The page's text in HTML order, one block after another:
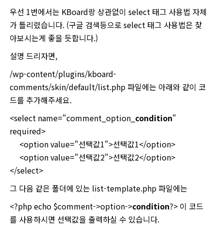
우선 1번에서는 KBoard랑 상관없이 select 태그 사용법 자체
가 틀리렸습니다. (구글 검색등으로 select 태그 사용법은 찾
아보시는게 좋을 듯합니다.)
설명 드리자면,
/wp-content/plugins/kboard-
comments/skin/default/list.php 파일에는 아래와 같이 코
드를 추가해주세요.
<select name="comment_option_ condition"
required>
<option value="선택값1">선택값1</option>
<option value="선택값2">선택값2</option>
</select>
그 다음 같은 폴더에 있는 list-template.php 파일에는
<?php echo $comment->option->condition?> 이 코드
를 사용하시면 선택값을 출력하실 수 있습니다.